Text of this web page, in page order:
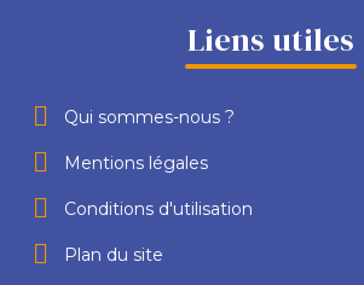
Liens utiles
Qui sommes-nous ?
Mentions légales
Conditions d'utilisation
Plan du site